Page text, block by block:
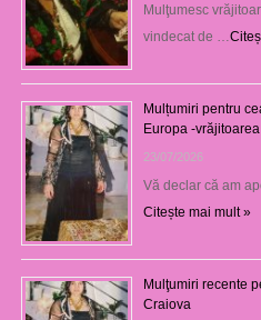
Mulţumesc
vindecat de …
Mulțumiri pentru
Europa -
23/07/2026
Vă declar că am
Citește mai mult »
Mulţumiri recente
Craiova